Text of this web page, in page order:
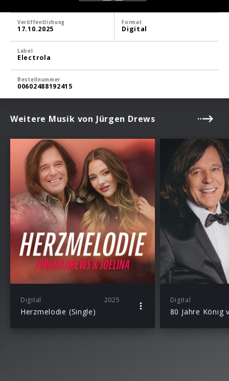
Veröffentlichung
17.10.2025
Format
Digital
Label
Electrola
Bestellnummer
00602488192415
Weitere Musik von Jürgen Drews
Digital 2025
Herzmelodie (Single)
Digital